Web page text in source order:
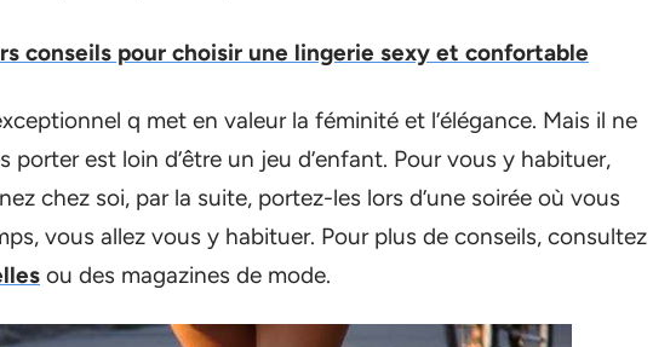
conseils pour choisir une lingerie sexy et confortable
q met en valeur la féminité et l’élégance. Mais il ne
porter est loin d’être un jeu d’enfant. Pour vous y habituer,
chez soi, par la suite, portez-les lors d’une soirée où vous
vous allez vous y habituer. Pour plus de conseils, consultez
ou des magazines de mode.